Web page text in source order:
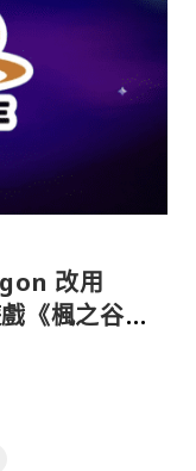
改用
《楓之谷